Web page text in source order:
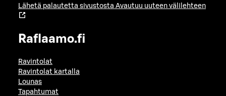
Lähetä palautetta sivustosta Avautuu uuteen välilehteen
Raflaamo.fi
Ravintolat
Ravintolat kartalla
Lounas
Tapahtumat